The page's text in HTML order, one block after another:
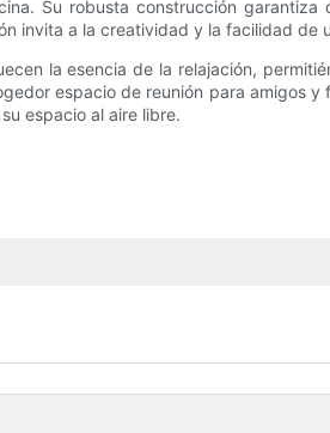
Su robusta construcción
invita a la creatividad y la facilidad
la esencia de la relajación,
espacio de reunión para amigos
espacio al aire libre.